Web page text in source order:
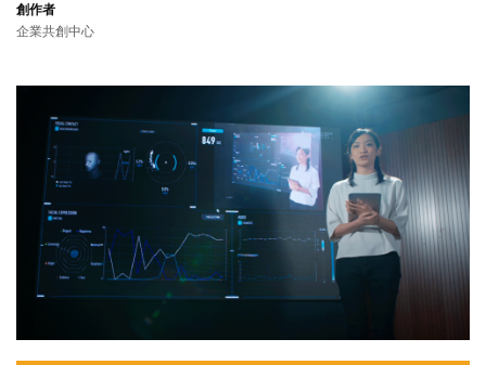
創作者
企業共創中心